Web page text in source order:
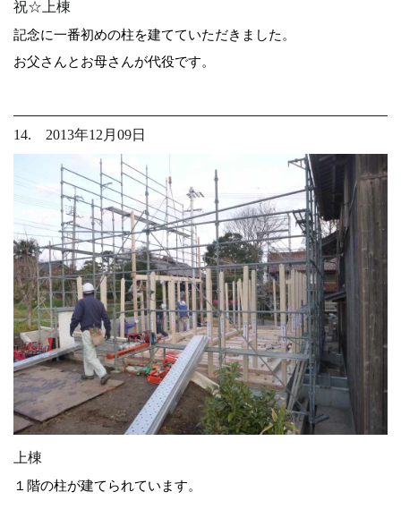
祝☆上棟
記念に一番初めの柱を建てていただきました。
お父さんとお母さんが代役です。
14. 2013年12月09日
上棟
１階の柱が建てられています。